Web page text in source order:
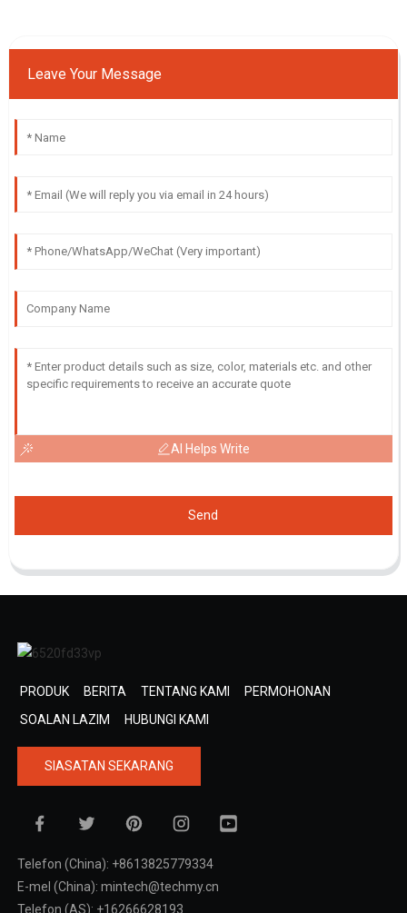
Leave Your Message
AI Helps Write
Send
PRODUK BERITA TENTANG KAMI
PERMOHONAN
SOALAN LAZIM
HUBUNGI KAMI
SIASATAN SEKARANG
Telefon (China): +8613825779334
E-mel (China): mintech@techmy.cn
Telefon (AS): +16266628193